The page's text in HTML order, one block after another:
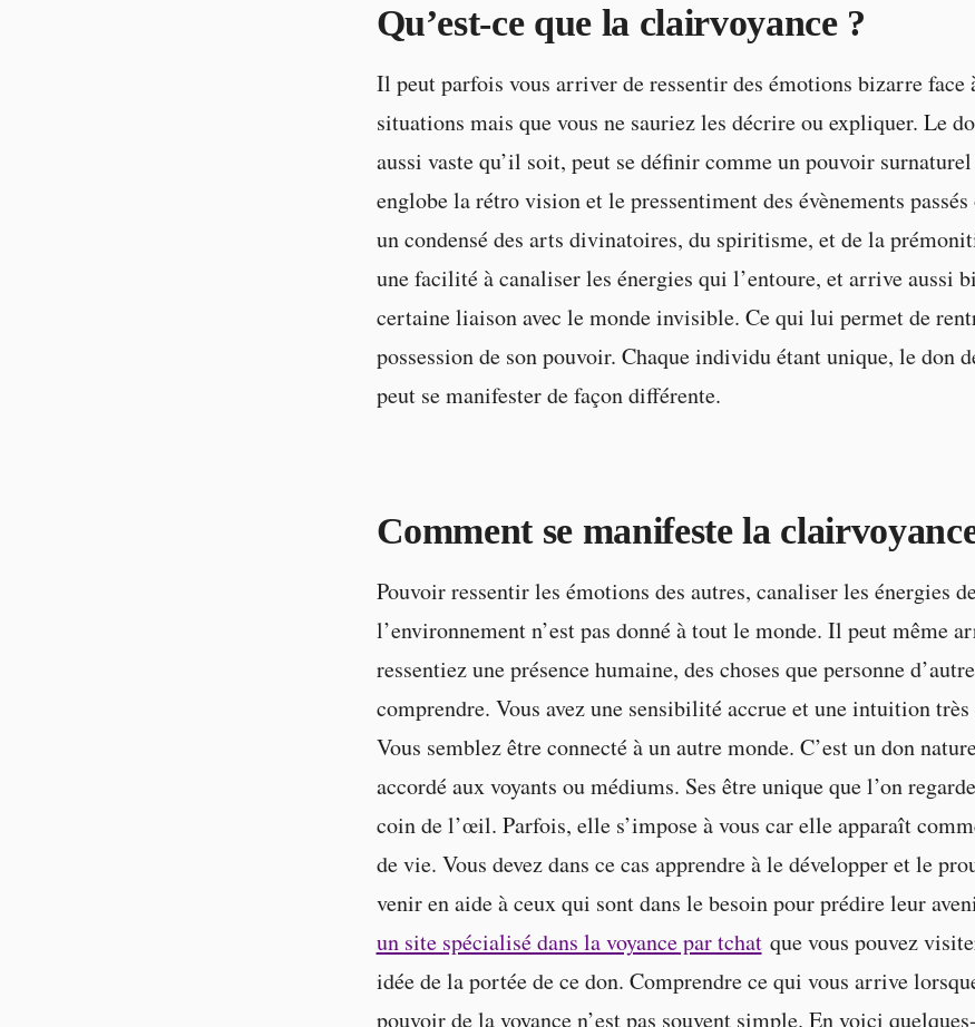
Qu’est-ce que la clairvoyance ?
Il peut parfois vous arriver de ressentir des émotions bizarre face
situations mais que vous ne sauriez les décrire ou expliquer. Le
aussi vaste qu’il soit, peut se définir comme un pouvoir
englobe la rétro vision et le pressentiment des évènements
un condensé des arts divinatoires, du spiritisme, et de la
une facilité à canaliser les énergies qui l’entoure, et arrive aussi
certaine liaison avec le monde invisible. Ce qui lui permet de
possession de son pouvoir. Chaque individu étant unique, le don
peut se manifester de façon différente.
Comment se manifeste la
Pouvoir ressentir les émotions des autres, canaliser les énergies
l’environnement n’est pas donné à tout le monde. Il peut même
ressentiez une présence humaine, des choses que personne
comprendre. Vous avez une sensibilité accrue et une intuition très
Vous semblez être connecté à un autre monde. C’est un don
accordé aux voyants ou médiums. Ses être unique que l’on
coin de l’œil. Parfois, elle s’impose à vous car elle apparaît
de vie. Vous devez dans ce cas apprendre à le développer et le
venir en aide à ceux qui sont dans le besoin pour prédire leur
un site spécialisé dans la voyance par tchatque vous pouvez
idée de la portée de ce don. Comprendre ce qui vous arrive
pouvoir de la voyance n’est pas souvent simple. En voici